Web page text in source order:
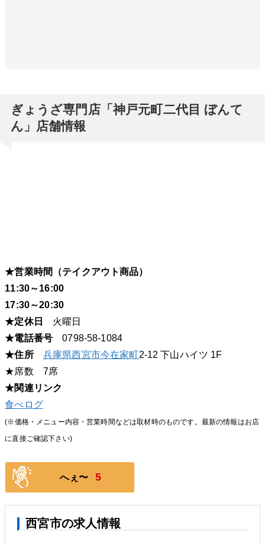
ぎょうざ専門店「神戸元町二代目 ぼんて
ん」店舗情報
★営業時間（テイクアウト商品）
11:30～16:00
17:30～20:30
★定休日
火曜日
★電話番号 0798-58-1084
★住所
兵庫県西宮市今在家町2-12 下山ハイツ 1F
★席数 7席
★関連リンク
食べログ
(※価格・メニュー内容・営業時間などは取材時のものです。最新の情報はお店
に直接ご確認下さい)
へぇ〜 5
西宮市の求人情報